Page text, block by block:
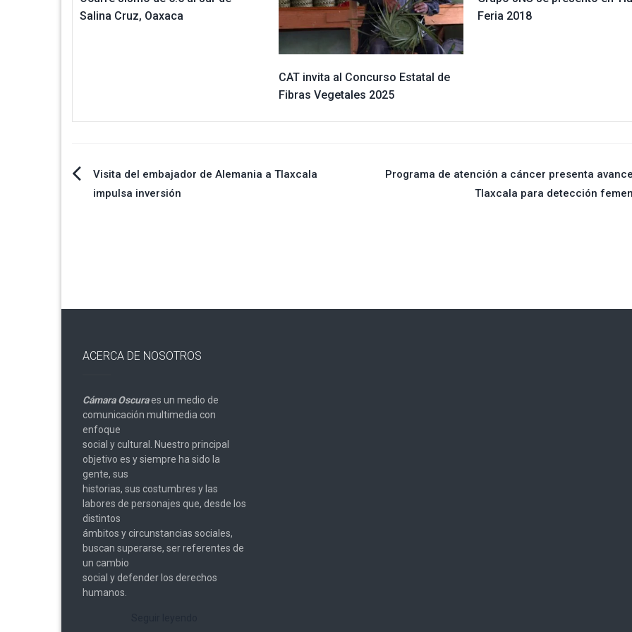
Salina Cruz, Oaxaca
CAT invita al Concurso Estatal de
Fibras Vegetales 2025
Feria 2018
Navegación
Visita del embajador de Alemania a Tlaxcala
impulsa inversión
Programa de atención a cáncer presenta
Tlaxcala para detección
ACERCA DE NOSOTROS
Cámara Oscuraes un medio de
comunicación multimedia con
enfoque
social y cultural. Nuestro principal
objetivo es y siempre ha sido la
gente, sus
historias, sus costumbres y las
labores de personajes que, desde los
distintos
ámbitos y circunstancias sociales,
buscan superarse, ser referentes de
un cambio
social y defender los derechos
humanos.